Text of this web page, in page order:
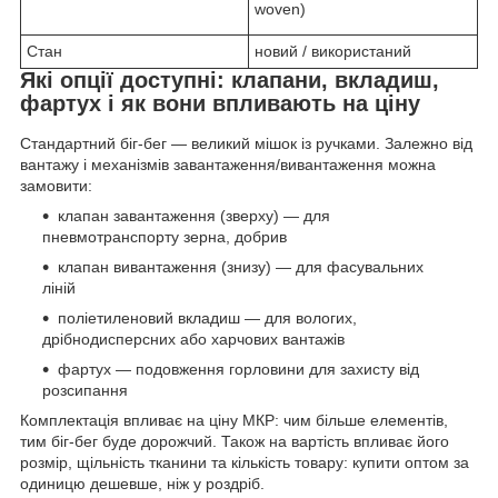
woven)
Стан новий / використаний
Які опції доступні: клапани, вкладиш,
фартух і як вони впливають на ціну
Стандартний біг-бег — великий мішок із ручками. Залежно від
вантажу і механізмів завантаження/вивантаження можна
замовити:
клапан завантаження (зверху) — для
пневмотранспорту зерна, добрив
клапан вивантаження (знизу) — для фасувальних
ліній
поліетиленовий вкладиш — для вологих,
дрібнодисперсних або харчових вантажів
фартух — подовження горловини для захисту від
розсипання
Комплектація впливає на ціну МКР: чим більше елементів,
тим біг-бег буде дорожчий. Також на вартість впливає його
розмір, щільність тканини та кількість товару: купити оптом за
одиницю дешевше, ніж у роздріб.